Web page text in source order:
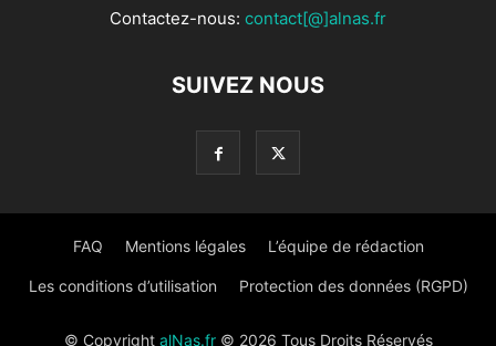
Contactez-nous: contact[@]alnas.fr
SUIVEZ NOUS
FAQ Mentions légales L’équipe de rédaction
Les conditions d’utilisation Protection des données (RGPD)
© Copyright alNas.fr© 2026 Tous Droits Réservés